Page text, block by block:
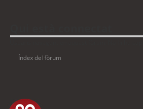
Índex del fòrum